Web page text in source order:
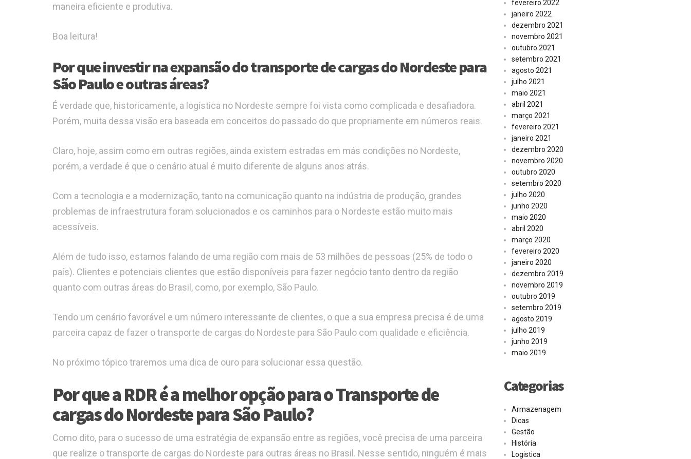
maneira eficiente e produtiva.
Boa leitura!
Por que investir na expansão do transporte de cargas do Nordeste para
São Paulo e outras áreas?
É verdade que, historicamente, a logística no Nordeste sempre foi vista como complicada e desafiadora.
Porém, muita dessa visão era baseada em conceitos do passado do que propriamente em números reais.
Claro, hoje, assim como em outras regiões, ainda existem estradas em más condições no Nordeste,
porém, a verdade é que o cenário atual é muito diferente de alguns anos atrás.
Com a tecnologia e a modernização, tanto na comunicação quanto na indústria de produção, grandes
problemas de infraestrutura foram solucionados e os caminhos para o Nordeste estão muito mais
acessíveis.
Além de tudo isso, estamos falando de uma região com mais de 53 milhões de pessoas (25% de todo o
país). Clientes e potenciais clientes que estão disponíveis para fazer negócio tanto dentro da região
quanto com outras áreas do Brasil, como, por exemplo, São Paulo.
Tendo um cenário favorável e um número interessante de clientes, o que a sua empresa precisa é de uma
parceira capaz de fazer o transporte de cargas do Nordeste para São Paulo com qualidade e eficiência.
No próximo tópico traremos uma dica de ouro para solucionar essa questão.
Por que a RDR é a melhor opção para o Transporte de
cargas do Nordeste para São Paulo?
Como dito, para o sucesso de uma estratégia de expansão entre as regiões, você precisa de uma parceira
que realize o transporte de cargas do Nordeste para outras áreas no Brasil. Nesse sentido, ninguém é mais
fevereiro 2022
janeiro 2022
dezembro 2021
novembro 2021
outubro 2021
setembro 2021
agosto 2021
julho 2021
maio 2021
abril 2021
março 2021
fevereiro 2021
janeiro 2021
dezembro 2020
novembro 2020
outubro 2020
setembro 2020
julho 2020
junho 2020
maio 2020
abril 2020
março 2020
fevereiro 2020
janeiro 2020
dezembro 2019
novembro 2019
outubro 2019
setembro 2019
agosto 2019
julho 2019
junho 2019
maio 2019
Categorias
Armazenagem
Dicas
Gestão
História
Logistica